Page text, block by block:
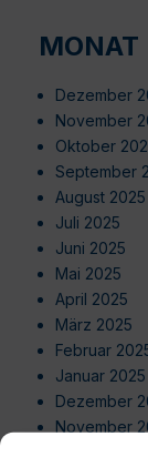
MONAT
Dezember
November
Oktober
September
August 2025
Juli 2025
Juni 2025
Mai 2025
April 2025
März 2025
Februar
Januar 2025
Dezember
November